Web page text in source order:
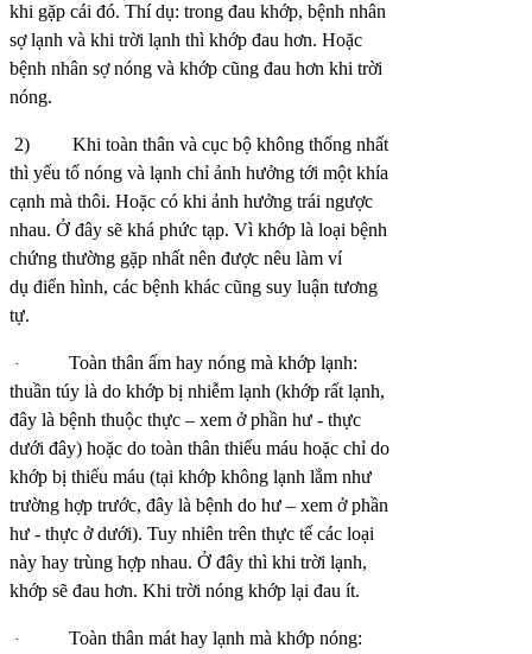
khi gặp cái đó. Thí dụ: trong đau khớp, bệnh nhân
sợ lạnh và khi trời lạnh thì khớp đau hơn. Hoặc
bệnh nhân sợ nóng và khớp cũng đau hơn khi trời
nóng.
2)
Khi toàn thân và cục bộ không thống nhất
thì yếu tố nóng và lạnh chỉ ảnh hưởng tới một khía
cạnh mà thôi. Hoặc có khi ảnh hưởng trái ngược
nhau. Ở đây sẽ khá phức tạp. Vì khớp là loại bệnh
chứng thường gặp nhất nên được nêu làm ví
dụ điển hình, các bệnh khác cũng suy luận tương
tự.
·
Toàn thân ấm hay nóng mà khớp lạnh:
thuần túy là do khớp bị nhiễm lạnh (khớp rất lạnh,
đây là bệnh thuộc thực – xem ở phần hư - thực
dưới đây) hoặc do toàn thân thiếu máu hoặc chỉ do
khớp bị thiếu máu (tại khớp không lạnh lắm như
trường hợp trước, đây là bệnh do hư – xem ở phần
hư - thực ở dưới). Tuy nhiên trên thực tế các loại
này hay trùng hợp nhau. Ở đây thì khi trời lạnh,
khớp sẽ đau hơn. Khi trời nóng khớp lại đau ít.
· Toàn thân mát hay lạnh mà khớp nóng: